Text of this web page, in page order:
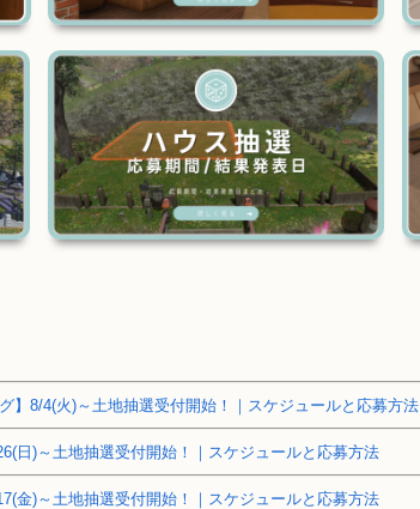
】8/4(火)～土地抽選受付開始！｜スケジュールと応募方法
日)～土地抽選受付開始！｜スケジュールと応募方法
金)～土地抽選受付開始！｜スケジュールと応募方法